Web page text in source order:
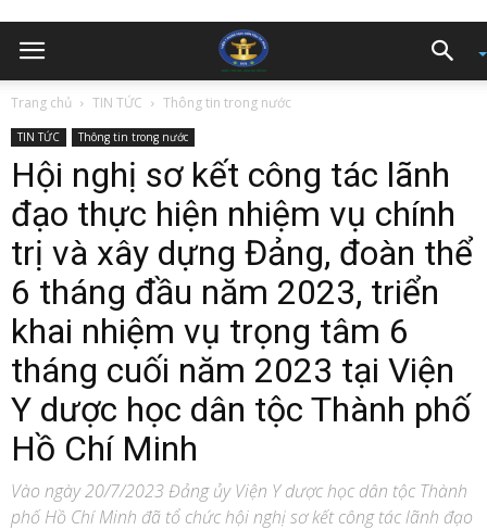
Trang chủ TIN TỨC Thông tin trong nước
TIN TỨC Thông tin trong nước
Hội nghị sơ kết công tác lãnh
đạo thực hiện nhiệm vụ chính
trị và xây dựng Đảng, đoàn thể
6 tháng đầu năm 2023, triển
khai nhiệm vụ trọng tâm 6
tháng cuối năm 2023 tại Viện
Y dược học dân tộc Thành phố
Hồ Chí Minh
Vào ngày 20/7/2023 Đảng ủy Viện Y dược học dân tộc Thành
phố Hồ Chí Minh đã tổ chức hội nghị sơ kết công tác lãnh đạo